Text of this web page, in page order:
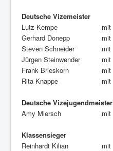
Deutsche Vizemeister
Lutz Kempe
mit
Gerhard Donepp
mit
Steven Schneider
mit
Jürgen Steinwender
mit
Frank Brieskorn
mit
Rita Knappe
mit
Deutsche Vizejugendmeister
Amy Miersch
mit
Klassensieger
Reinhardt Kilian
mit